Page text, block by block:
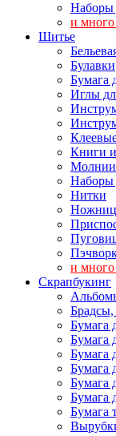
Наборы
и
Шитье
Булавки
Бумага
Иглы
Книги
Молнии
Наборы
Нитки
и
Скрапбукинг
Бумага
Бумага
Бумага
Бумага
Бумага
Бумага
Бумага